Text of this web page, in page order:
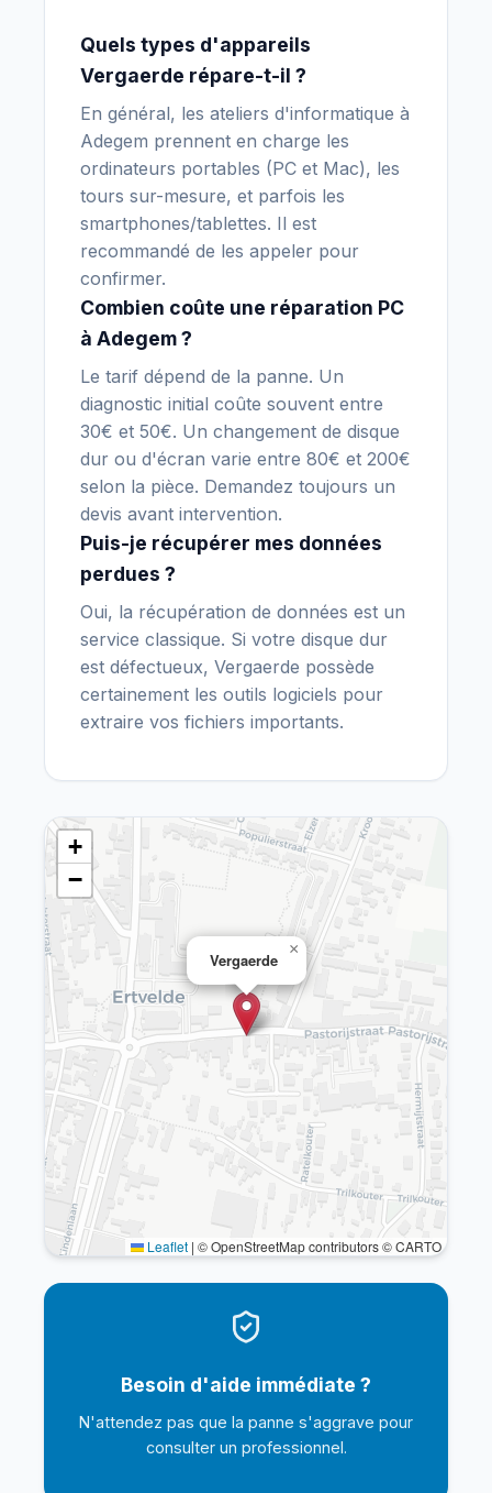
Quels types d'appareils
Vergaerde répare-t-il ?
En général, les ateliers d'informatique à
Adegem prennent en charge les
ordinateurs portables (PC et Mac), les
tours sur-mesure, et parfois les
smartphones/tablettes. Il est
recommandé de les appeler pour
confirmer.
Combien coûte une réparation PC
à Adegem ?
Le tarif dépend de la panne. Un
diagnostic initial coûte souvent entre
30€ et 50€. Un changement de disque
dur ou d'écran varie entre 80€ et 200€
selon la pièce. Demandez toujours un
devis avant intervention.
Puis-je récupérer mes données
perdues ?
Oui, la récupération de données est un
service classique. Si votre disque dur
est défectueux, Vergaerde possède
certainement les outils logiciels pour
extraire vos fichiers importants.
Vergaerde
×
+
−
Leaflet | © OpenStreetMap contributors © CARTO
Besoin d'aide immédiate ?
N'attendez pas que la panne s'aggrave pour
consulter un professionnel.